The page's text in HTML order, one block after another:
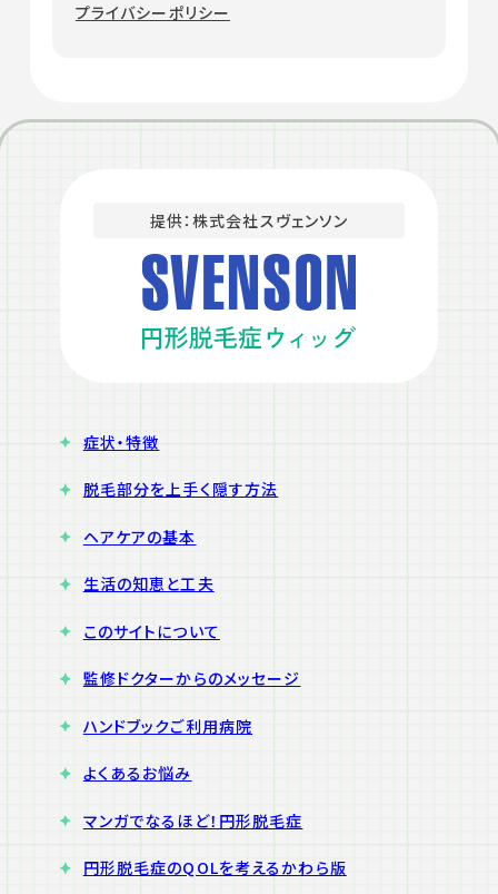
プライバシーポリシー
提供：株式会社スヴェンソン
症状・特徴
脱毛部分を上手く隠す方法
ヘアケアの基本
生活の知恵と工夫
このサイトについて
監修ドクターからのメッセージ
ハンドブックご利用病院
よくあるお悩み
マンガでなるほど！円形脱毛症
円形脱毛症のQOLを考えるかわら版